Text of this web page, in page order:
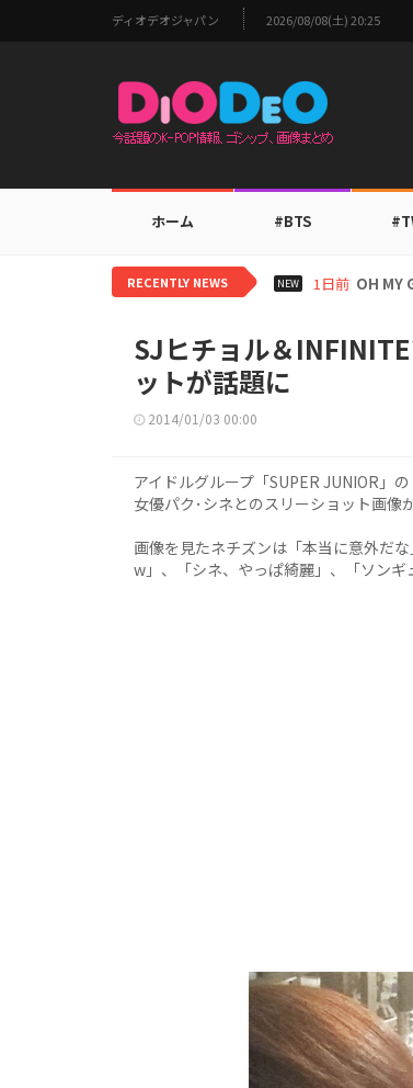
ディオデオジャパン 2026/08/08(土) 20:25
ホーム #BTS
RECENTLY NEWS NEW 1日前 BTS V
SJヒチョル＆
ットが話題に
2014/01/03 00:00
アイドルグループ「SUPER JUNIOR」
女優パク･シネとのスリーショット画像
画像を見たネチズンは「本当に意外だ
w」、「シネ、やっぱ綺麗」、「ソンギ